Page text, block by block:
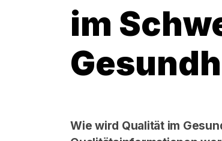
im
Wie wird Qualität im